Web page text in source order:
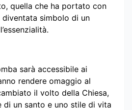
quella che ha portato con
diventata simbolo di un
sarà accessibile ai
rendere omaggio al
il volto della Chiesa,
di un santo e uno stile di vita